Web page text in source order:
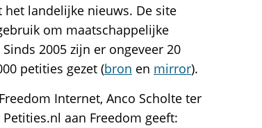
landelijke nieuws. De site
om maatschappelijke
2005 zijn er ongeveer 20
petities gezet (bron en mirror).
Internet, Anco Scholte ter
aan Freedom geeft: